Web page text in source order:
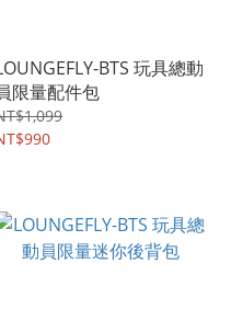
BTS 玩具總動
限量配件包